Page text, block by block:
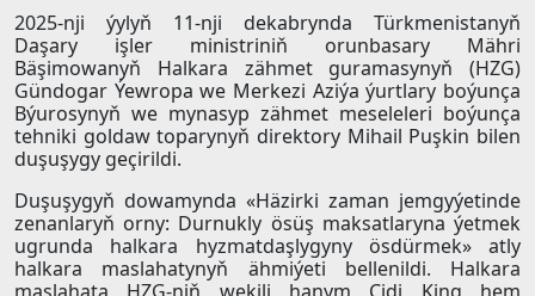
2025-nji ýylyň 11-nji dekabrynda Türkmenistanyň
Daşary işler ministriniň orunbasary Mähri
Bäşimowanyň Halkara zähmet guramasynyň (HZG)
Gündogar Ýewropa we Merkezi Aziýa ýurtlary boýunça
Býurosynyň we mynasyp zähmet meseleleri boýunça
tehniki goldaw toparynyň direktory Mihail Puşkin bilen
duşuşygy geçirildi.
Duşuşygyň dowamynda «Häzirki zaman jemgyýetinde
zenanlaryň orny: Durnukly ösüş maksatlaryna ýetmek
ugrunda halkara hyzmatdaşlygyny ösdürmek» atly
halkara maslahatynyň ähmiýeti bellenildi. Halkara